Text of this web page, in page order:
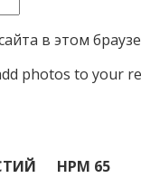
в этом
photos to your
HPM 65